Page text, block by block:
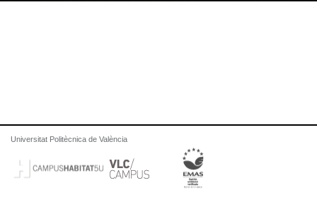
Universitat Politècnica de València